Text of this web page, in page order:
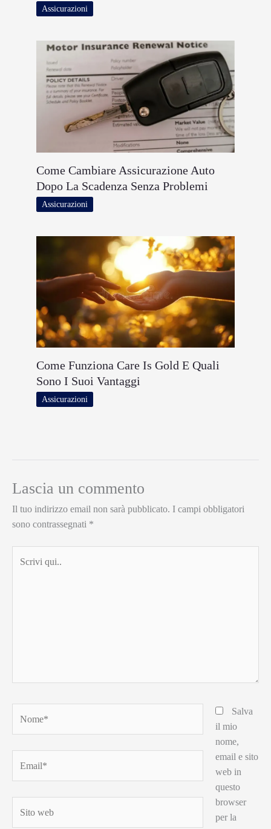
Assicurazioni
Come Cambiare Assicurazione Auto
Dopo La Scadenza Senza Problemi
Assicurazioni
Come Funziona Care Is Gold E Quali
Sono I Suoi Vantaggi
Assicurazioni
Lascia un commento
Il tuo indirizzo email non sarà pubblicato. I campi obbligatori
sono contrassegnati *
qui..
web
Salva
il mio
nome,
email e sito
web in
questo
browser
per la